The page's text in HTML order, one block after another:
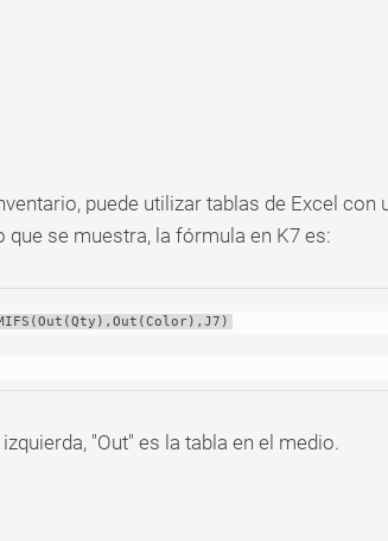
puede utilizar tablas de Excel con
que se muestra, la fórmula en K7 es:
"Out" es la tabla en el medio.